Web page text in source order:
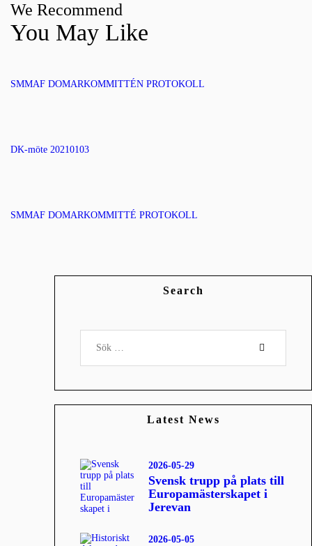
We Recommend
You May Like
SMMAF DOMARKOMMITTÉN PROTOKOLL
DK-möte 20210103
SMMAF DOMARKOMMITTÉ PROTOKOLL
Search
Latest News
Svensk trupp på plats till
Europamästerskapet i
Jerevan
2026-05-29
2026-05-05